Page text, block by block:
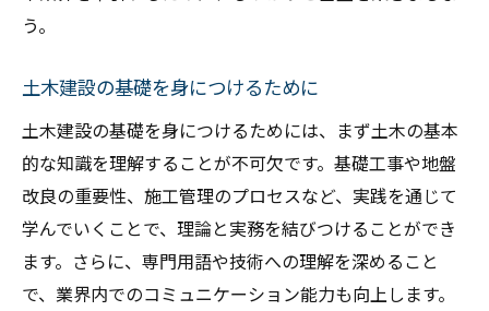
う。
土木建設の基礎を身につけるために
土木建設の基礎を身につけるためには、まず土木の基本
的な知識を理解することが不可欠です。基礎工事や地盤
改良の重要性、施工管理のプロセスなど、実践を通じて
学んでいくことで、理論と実務を結びつけることができ
ます。さらに、専門用語や技術への理解を深めること
で、業界内でのコミュニケーション能力も向上します。